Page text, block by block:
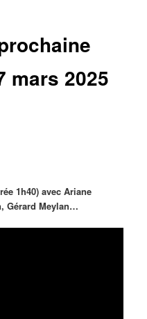
mars 2025
1h40) avec Ariane
Gérard Meylan…